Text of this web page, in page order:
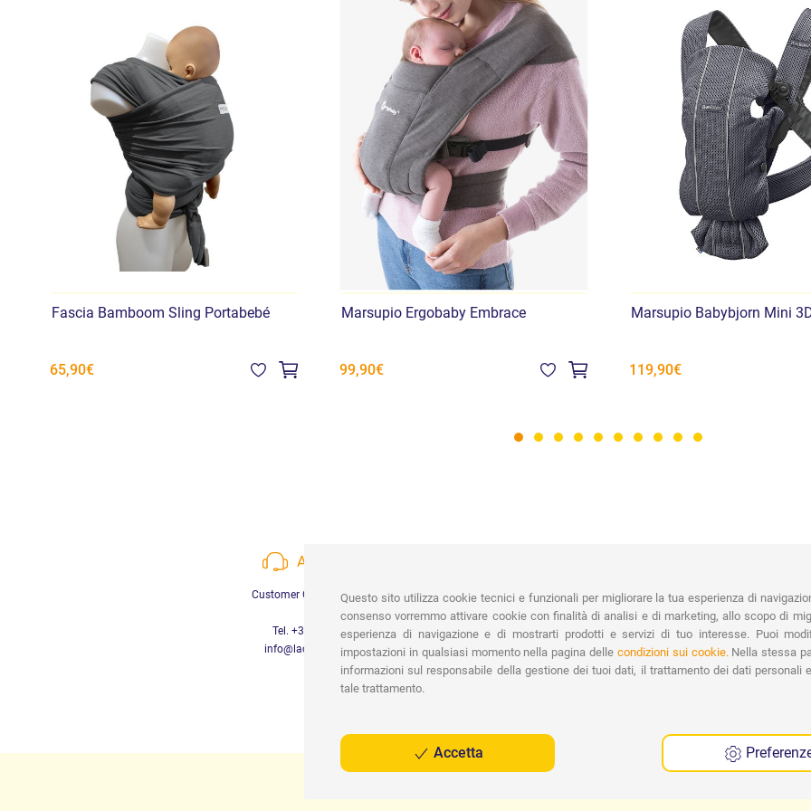
Materiale: 100%
Certificazioni: OEKO-
dell’Anca
Istruzioni di lavaggio
Lavaggio a mano o in
una borsa per il lavaggio
asciugatrice.
Un marsupio pensato per
con un design leggero
Fascia Bamboom Sling Portabebé
65,90€
Marsupio Ergobaby Embrace
99,90€
Marsupio Babybjorn Mini
119,90€
ASSISTENZA
Customer Care a disposizione
Tel. +39 3452280233
info@lachiocciolababy.it
Vasta gamma di pagamenti:
Carte di Credito, Bonifico, PayPal e
Contrassegno.
Questo sito utilizza cookie tecnici e funzionali per migliorare la tua esperienza di
consenso vorremmo attivare cookie con finalità di analisi e di marketing, allo scopo di
esperienza di navigazione e di mostrarti prodotti e servizi di tuo interesse. Puoi
impostazioni in qualsiasi momento nella pagina delle condizioni sui cookie.Nella stessa
informazioni sul responsabile della gestione dei tuoi dati, il trattamento dei dati personali
tale trattamento.
Accetta